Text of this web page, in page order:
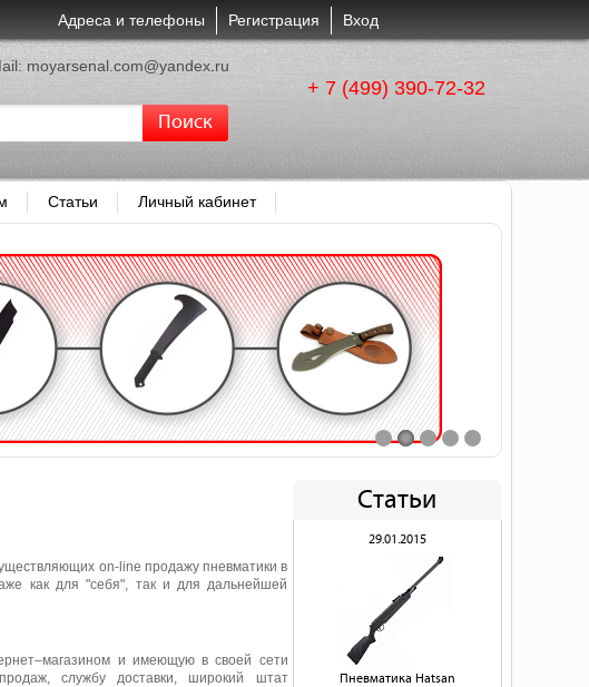
Адреса и телефоны Регистрация Вход
+ 7 (499) 390-72-32
moyarsenal.com@yandex. ru
Поиск
Статьи Личный кабинет
on-line продажу пневматики в
как для "себя", так и для дальнейшей
и имеющую в своей сети
службу доставки, широкий штат
Статьи
29.01.2015
Пневматика Hatsan